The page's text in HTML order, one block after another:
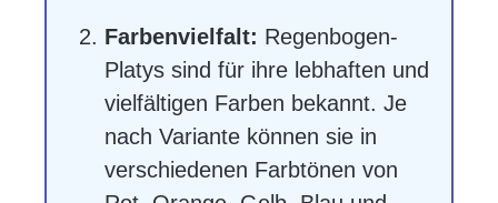
Farbenvielfalt: Regenbogen-
Platys sind für ihre lebhaften und
vielfältigen Farben bekannt. Je
nach Variante können sie in
verschiedenen Farbtönen von